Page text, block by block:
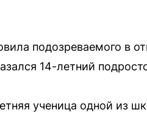
подозреваемого в
14-летний
ученица одной из